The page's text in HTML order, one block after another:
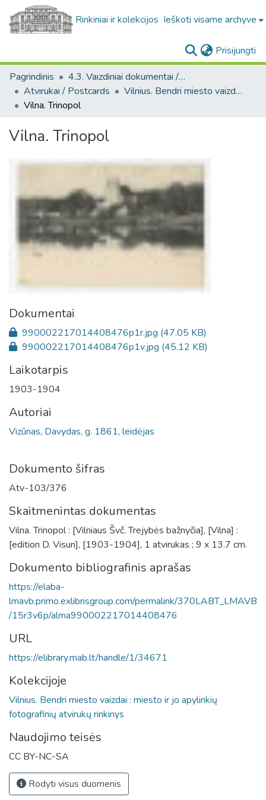
Rinkiniai ir kolekcijos Ieškoti visame archyve
Prisijungti
Pagrindinis
4.3. Vaizdiniai dokumentai / Visual documents
Atvirukai / Postcards
Vilnius. Bendri miesto vaizdai : miesto ir jo apylinkių fotografinių atvirukų rinkinys
Vilna. Trinopol
Vilna. Trinopol
Dokumentai
990002217014408476p1r.jpg (47.05 KB)
990002217014408476p1v.jpg (45.12 KB)
Laikotarpis
1903-1904
Autoriai
Vizūnas, Davydas, g. 1861, leidėjas
Dokumento šifras
Atv-103/376
Skaitmenintas dokumentas
Vilna. Trinopol : [Vilniaus Švč. Trejybės bažnyčia], [Vilna] :
[edition D. Visun], [1903-1904], 1 atvirukas ; 9 x 13.7 cm.
Dokumento bibliografinis aprašas
https://elaba-
lmavb.primo.exlibrisgroup.com/permalink/370LABT_LMAVB
/15r3v6p/alma990002217014408476
URL
https://elibrary.mab.lt/handle/1/34671
Kolekcijoje
Vilnius. Bendri miesto vaizdai : miesto ir jo apylinkių
fotografinių atvirukų rinkinys
Naudojimo teisės
CC BY-NC-SA
Rodyti visus duomenis